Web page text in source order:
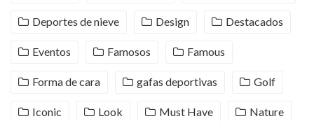
Deportes de nieve Design Destacados
Eventos Famosos Famous
Forma de cara gafas deportivas Golf
Iconic Look Must Have Nature